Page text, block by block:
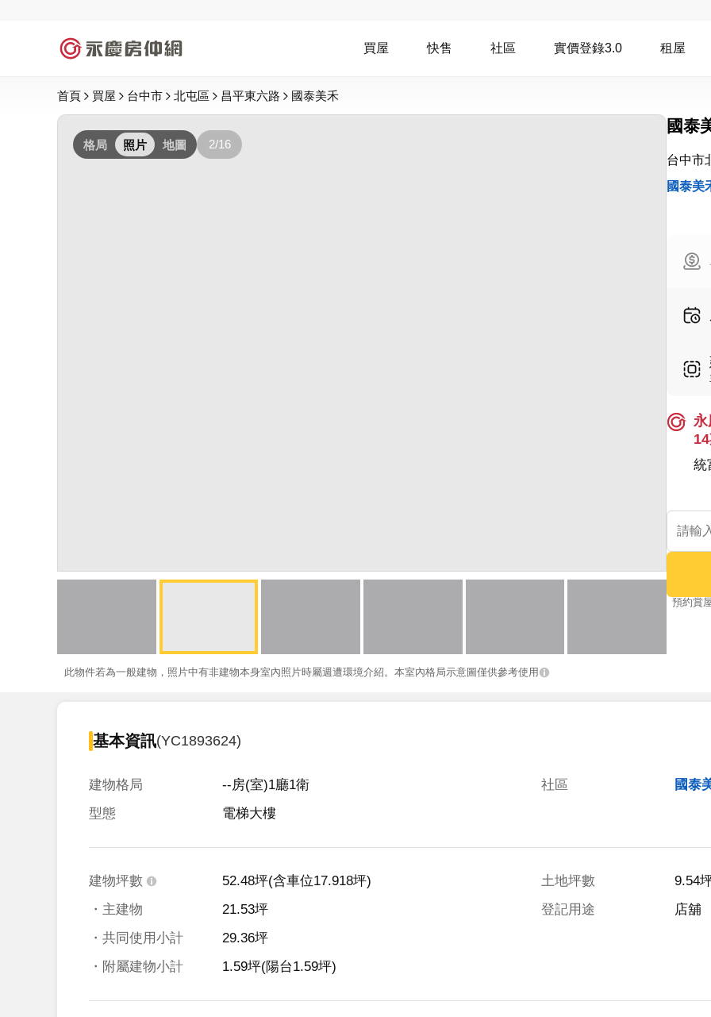
買屋 快售 社區 實價登錄3.0 租屋
首頁 買屋 台中市 北屯區 昌平東六路 國泰美禾
格局 照片 地圖 2/16
此物件若為一般建物，照片中有非建物本身室內照片時屬週遭環境介紹。本室內格局示意圖僅供參考使用
國泰
台中市
國泰美
永
統
預約賞
基本資訊(YC1893624)
建物格局
--房(室)1廳1衛
型態
電梯大樓
社區 國泰
建物坪數 52.48坪(含車位17.918坪)
・主建物
21.53坪
・共同使用小計
29.36坪
・附屬建物小計
1.59坪(陽台1.59坪)
土地坪數
9.54
登記用途
店舖